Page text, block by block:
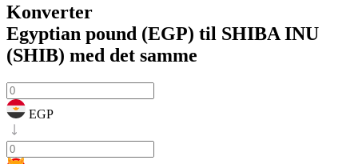
Konverter
Egyptian pound (EGP) til SHIBA INU
(SHIB) med det samme
EGP